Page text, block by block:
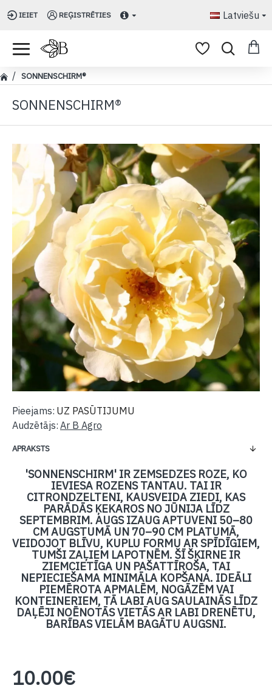
IEIET REĢISTRĒTIES Latviešu
SONNENSCHIRM®
SONNENSCHIRM®
APRAKSTS
'SONNENSCHIRM' IR ZEMSEDZES ROZE, KO
IEVIESA ROZENS TANTAU. TAI IR
CITRONDZELTENI, KAUSVEIDA ZIEDI, KAS
PARĀDĀS ĶEKAROS NO JŪNIJA LĪDZ
SEPTEMBRIM. AUGS IZAUG APTUVENI 50–80
CM AUGSTUMĀ UN 70–90 CM PLATUMĀ,
VEIDOJOT BLĪVU, KUPLU FORMU AR SPĪDĪGIEM,
TUMŠI ZAĻIEM LAPOTNĒM. ŠĪ ŠĶIRNE IR
ZIEMCIETĪGA UN PAŠATTĪROŠA, TAI
NEPIECIEŠAMA MINIMĀLA KOPŠANA. IDEĀLI
PIEMĒROTA APMALĒM, NOGĀZĒM VAI
KONTEINERIEM, TĀ LABI AUG SAULAINĀS LĪDZ
DAĻĒJI NOĒNOTĀS VIETĀS AR LABI DRENĒTU,
BARĪBAS VIELĀM BAGĀTU AUGSNI.
Pieejams: UZ PASŪTIJUMU
Audzētājs: Ar B Agro
10.00€